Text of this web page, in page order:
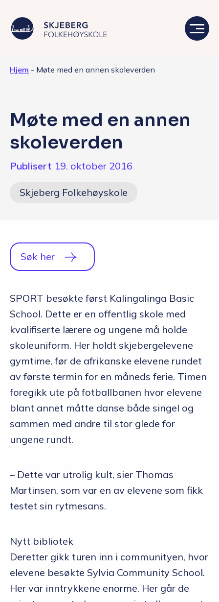
Skolen
Opptakskrav og priser
Søk i dag
Hjem - Møte med en annen skoleverden
Møte med en annen
skoleverden
Publisert 19. oktober 2016
Skjeberg Folkehøyskole
Søk her
SPORT besøkte først Kalingalinga Basic
School. Dette er en offentlig skole med
kvalifiserte lærere og ungene må holde
skoleuniform. Her holdt skjebergelevene
gymtime, før de afrikanske elevene rundet
av første termin for en måneds ferie. Timen
foregikk ute på fotballbanen hvor elevene
blant annet måtte danse både singel og
sammen med andre til stor glede for
ungene rundt.
– Dette var utrolig kult, sier Thomas
Martinsen, som var en av elevene som fikk
testet sin rytmesans.
Nytt bibliotek
Deretter gikk turen inn i communityen, hvor
elevene besøkte Sylvia Community School.
Her var inntrykkene enorme. Her går de